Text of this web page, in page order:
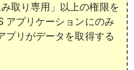
取り専用」以上の権限を
アプリケーションにのみ
プリがデータを取得する